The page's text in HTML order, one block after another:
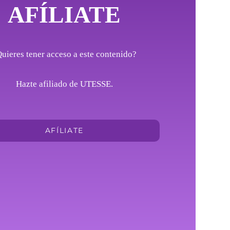
AFÍLIATE
tener acceso a este contenido?
Hazte afiliado de UTESSE.
AFÍLIATE